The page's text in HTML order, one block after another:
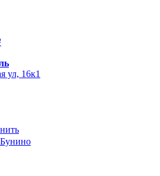
ул, 16к1